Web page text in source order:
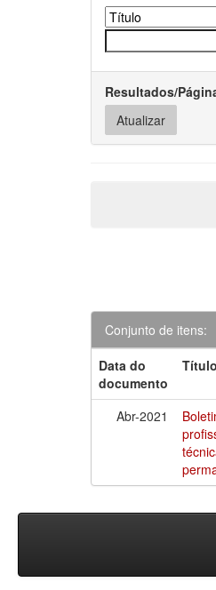
Resultados/
Conjunto de itens:
Data do
documento
Título
Abr-2021